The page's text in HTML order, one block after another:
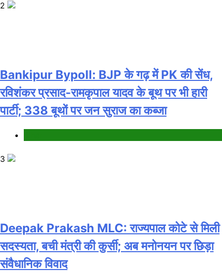
2
Bankipur Bypoll: BJP के गढ़ में PK की सेंध,
रविशंकर प्रसाद-रामकृपाल यादव के बूथ पर भी हारी
पार्टी; 338 बूथों पर जन सुराज का कब्जा
3
Deepak Prakash MLC: राज्यपाल कोटे से मिली
सदस्यता, बची मंत्री की कुर्सी; अब मनोनयन पर छिड़ा
संवैधानिक विवाद